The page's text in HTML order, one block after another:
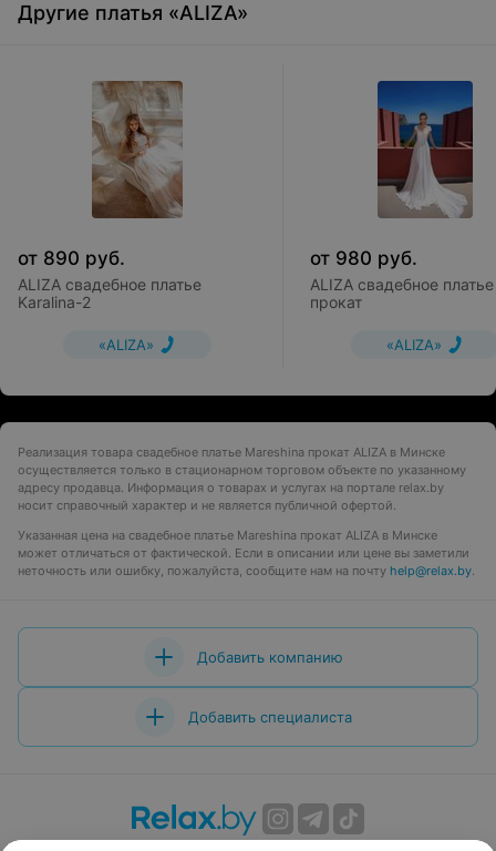
Другие платья «ALIZA»
от 890 руб.
ALIZA свадебное платье
Karalina-2
«ALIZA»
от 980 руб.
ALIZA свадебное
прокат
«ALIZA»
Реализация товара свадебное платье Mareshina прокат ALIZA в Минске
осуществляется только в стационарном торговом объекте по указанному
адресу продавца. Информация о товарах и услугах на портале relax.by
носит справочный характер и не является публичной офертой.
Указанная цена на свадебное платье Mareshina прокат ALIZA в Минске
может отличаться от фактической. Если в описании или цене вы заметили
неточность или ошибку, пожалуйста, сообщите нам на почту help@relax.by.
Добавить компанию
Добавить специалиста